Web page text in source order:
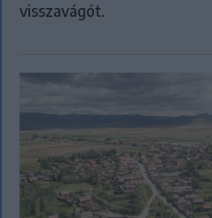
visszavágót.